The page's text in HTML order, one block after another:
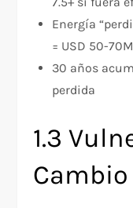
Energía
= USD 50-
30 años
perdida
1.3